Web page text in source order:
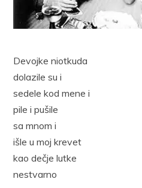
Devojke niotkuda
dolazile su i
sedele kod mene i
pile i pušile
sa mnom i
išle u moj krevet
kao dečje lutke
nestvarno